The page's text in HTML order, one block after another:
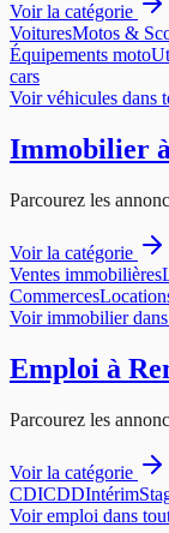
Voir la catégorie
VoituresMotos &
Équipements moto
cars
Voirvéhicules dans
Immobilier
Parcourez les
Voir la catégorie
Ventes immobilières
Commerces
Voirimmobilier
Emploi à
Parcourez les
Voir la catégorie
CDICDDIntérim
Voiremploi dans